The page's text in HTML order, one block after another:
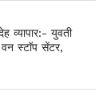
व्यापार:- युवती
स्टॉप सेंटर,